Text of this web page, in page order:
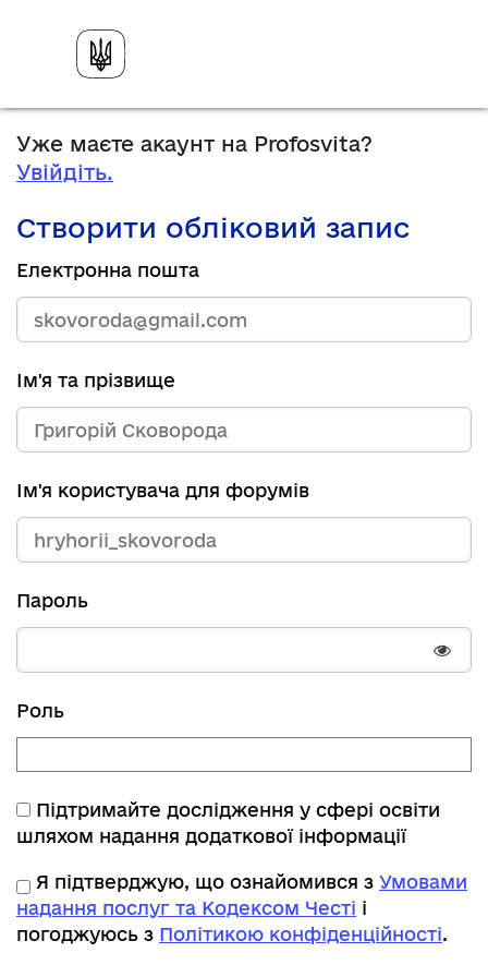
Уже маєте акаунт на Profosvita?
Увійдіть.
Створити обліковий запис
Електронна пошта
Ім'я та прізвище
Ім'я користувача для форумів
Пароль
Роль
Підтримайте дослідження у сфері освіти
шляхом надання додаткової інформації
Я підтверджую, що ознайомився з Умовами
надання послуг та Кодексом Честі і
погоджуюсь з Політикою конфіденційності.